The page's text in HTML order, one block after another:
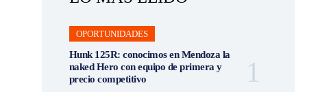
OPORTUNIDADES
Hunk 125R: conocimos en Mendoza la
naked Hero con equipo de primera y
precio competitivo